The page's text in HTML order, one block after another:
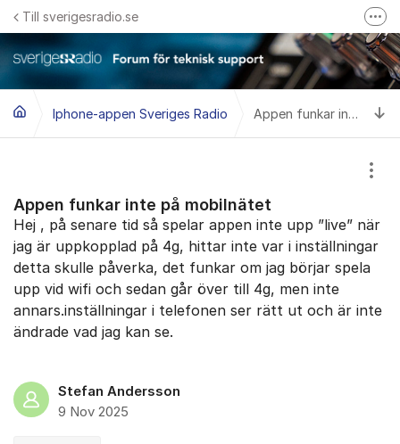
Hoppa till innehåll
Till sverigesradio.se
Frågor & svar om Sveriges Radio
Felanmäl problem med radiomottagning hos Teracom
Iphone-appen Sveriges Radio Appen funkar inte på mobilnätet
Appen funkar inte på mobilnätet
Hej , på senare tid så spelar appen inte upp ”live” när
jag är uppkopplad på 4g, hittar inte var i inställningar
detta skulle påverka, det funkar om jag börjar spela
upp vid wifi och sedan går över till 4g, men inte
annars.inställningar i telefonen ser rätt ut och är inte
ändrade vad jag kan se.
Stefan Andersson
9 Nov 2025